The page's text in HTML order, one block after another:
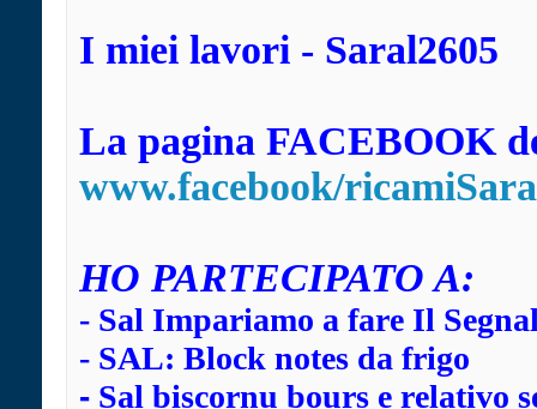
I miei lavori - Saral2605
La pagina FACEBOOK
www.facebook/ricamiSara
HO PARTECIPATO A:
- Sal Impariamo a fare Il
- SAL: Block notes da frigo
- Sal biscornu bours e relativo